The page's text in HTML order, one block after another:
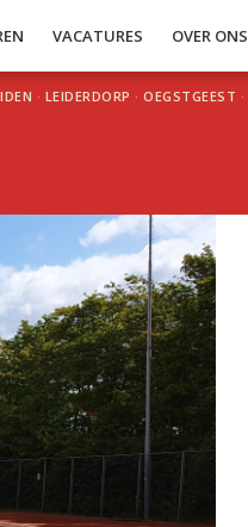
VACATURES OVER ONS
· LEIDERDORP · OEGSTGEEST ·